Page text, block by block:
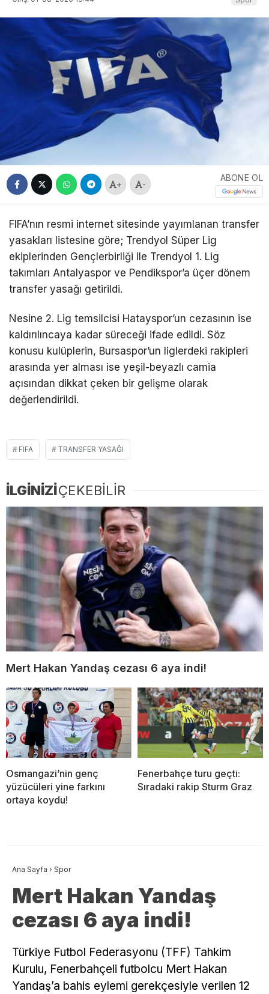
+ -
ABONE OL
FIFA’nın resmi internet sitesinde yayımlanan transfer
yasakları listesine göre; Trendyol Süper Lig
ekiplerinden Gençlerbirliği ile Trendyol 1. Lig
takımları Antalyaspor ve Pendikspor’a üçer dönem
transfer yasağı getirildi.
Nesine 2. Lig temsilcisi Hatayspor’un cezasının ise
kaldırılıncaya kadar süreceği ifade edildi. Söz
konusu kulüplerin, Bursaspor’un liglerdeki rakipleri
arasında yer alması ise yeşil-beyazlı camia
açısından dikkat çeken bir gelişme olarak
değerlendirildi.
FIFA TRANSFER YASAĞI
İLGİNİZİÇEKEBİLİR
Mert Hakan Yandaş cezası 6 aya indi!
Osmangazi’nin genç
yüzücüleri yine farkını
ortaya koydu!
Fenerbahçe turu geçti:
Sıradaki rakip Sturm Graz
Ana Sayfa › Spor
Mert Hakan Yandaş
cezası 6 aya indi!
Türkiye Futbol Federasyonu (TFF) Tahkim
Kurulu, Fenerbahçeli futbolcu Mert Hakan
Yandaş’a bahis eylemi gerekçesiyle verilen 12